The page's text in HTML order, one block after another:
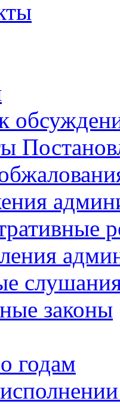
законы
годам